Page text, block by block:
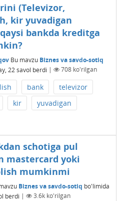
(Televizor,
kir yuvadigan
bankda kreditga
Bu mavzu Biznes va savdo-sotiq
22 savol berdi | 708ko'rilgan
bank
televizor
kir
yuvadigan
schotiga pul
mastercard yoki
mumkinmi
Biznes va savdo-sotiq bo'limida
berdi | 3.6kko'rilgan